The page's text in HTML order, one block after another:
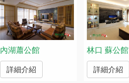
內湖蕭公館
詳細介紹
林口 蘇公館
詳細介紹